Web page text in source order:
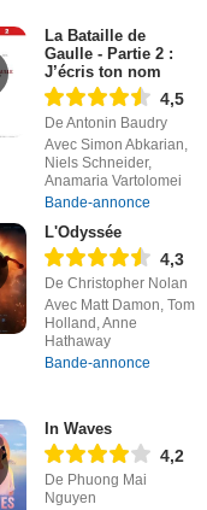
La Bataille de
Gaulle - Partie 2 :
J’écris ton nom
4,5
De Antonin Baudry
Avec Simon Abkarian,
Niels Schneider,
Anamaria Vartolomei
Bande-annonce
L'Odyssée
4,3
De Christopher Nolan
Avec Matt Damon, Tom
Holland, Anne
Hathaway
Bande-annonce
In Waves
4,2
De Phuong Mai
Nguyen